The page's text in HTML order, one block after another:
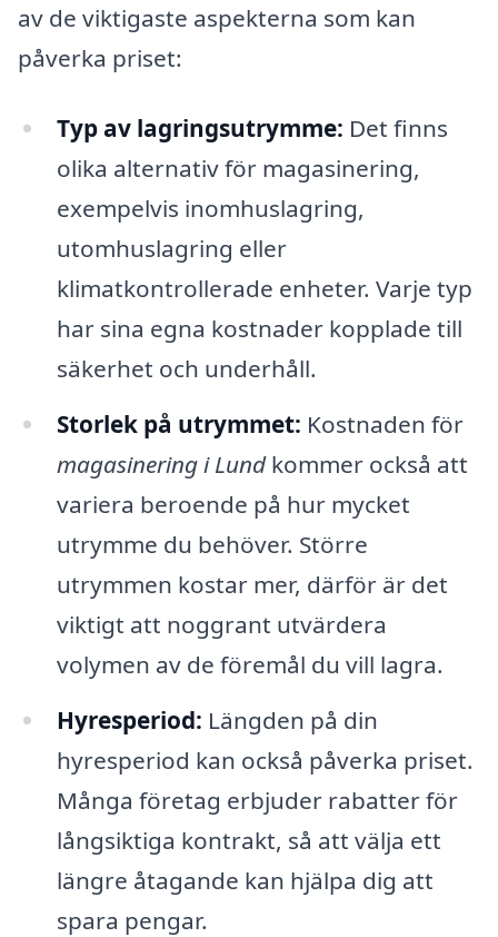
av de viktigaste aspekterna som kan
påverka priset:
Typ av lagringsutrymme: Det finns
olika alternativ för magasinering,
exempelvis inomhuslagring,
utomhuslagring eller
klimatkontrollerade enheter. Varje typ
har sina egna kostnader kopplade till
säkerhet och underhåll.
Storlek på utrymmet: Kostnaden för
magasinering i Lundkommer också att
variera beroende på hur mycket
utrymme du behöver. Större
utrymmen kostar mer, därför är det
viktigt att noggrant utvärdera
volymen av de föremål du vill lagra.
Hyresperiod: Längden på din
hyresperiod kan också påverka priset.
Många företag erbjuder rabatter för
långsiktiga kontrakt, så att välja ett
längre åtagande kan hjälpa dig att
spara pengar.